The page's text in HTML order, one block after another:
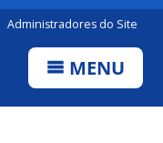
Administradores do Site
MENU